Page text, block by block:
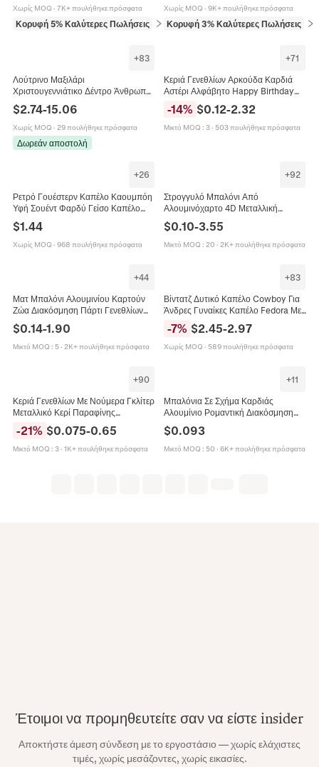
Χωρίς MOQ · 7K+ πουλήθηκε πρόσφατα
Κορυφή 5% Καλύτερες Πωλήσεις σε Είδη εκδηλώσεων και πάρτι
Χωρίς MOQ · 9K+ πουλήθηκε πρόσφατα
Κορυφή 3% Καλύτερες Πωλήσεις σε
+83
Λούτρινο Μαξιλάρι
Χριστουγεννιάτικο Δέντρο Άνθρωπος
Μελομακάρονο Άγιος Βασίλης
Μαλακό Παιχνίδι Διακοσμητικό
Μαξιλάρι
$2.74-15.06
Χωρίς MOQ · 29 πουλήθηκε πρόσφατα
Δωρεάν αποστολή
+71
Κεριά Γενεθλίων Αρκούδα Καρδιά
Αστέρι Αλφάβητο Happy Birthday
Σπιράλ Μουσικό Περιστρεφόμενο
Παραφίνη Διακόσμηση Τούρτας
-14% $0.12-2.32
Μικτό MOQ : 3· 503 πουλήθηκε πρόσφατα
+26
Ρετρό Γουέστερν Καπέλο Καουμπόη
Υφή Σουέντ Φαρδύ Γείσο Καπέλο
Διακόσμηση Με Σταυροβελονιά
$1.44
Χωρίς MOQ · 968 πουλήθηκε πρόσφατα
+92
Στρογγυλό Μπαλόνι Από
Αλουμινόχαρτο 4D Μεταλλική
Πάρτι Γενεθλίων Γάμου Φεστιβάλ
Γιορτή
$0.10-3.55
Μικτό MOQ : 20 · 2K+ πουλήθηκε πρόσφατα
+44
Ματ Μπαλόνι Αλουμινίου Καρτούν
Ζώα Διακόσμηση Πάρτι Γενεθλίων
Αρκούδα Ουράνιο Τόξο Δεινόσαυρος
Τούρτα Μπαλόνι Mylar Παιδιά
$0.14-1.90
Μικτό MOQ : 5· 2K+ πουλήθηκε πρόσφατα
+83
Βίντατζ Δυτικό Καπέλο Cowboy Για
Άνδρες Γυναίκες Καπέλο Fedora Με
Φαρδύ Γείσο Με Διακοσμητική Ζώνη
Μονόχρωμο Πολυεστέρα
Φθινόπωρο Χειμώνας Καπέλο Πάρτι
-7% $2.45-2.97
Χωρίς MOQ · 589 πουλήθηκε πρόσφατα
+90
Κεριά Γενεθλίων Με Νούμερα Γκλίτερ
Μεταλλικό Κερί Παραφίνης
Διακόσμηση Τούρτας Για Πάρτι
Επέτειο Κομψό Διακοσμητικό
-21% $0.075-0.65
Μικτό MOQ : 3· 1K+ πουλήθηκε πρόσφατα
+11
Μπαλόνια Σε Σχήμα Καρδιάς
Αλουμίνιο Ρομαντική Διακόσμηση
Πάρτι Αγίου Βαλεντίνου Γάμος
Πρόταση Γάμου Τυπωμένο Θέμα
$0.093
Μικτό MOQ : 50 · 6K+ πουλήθηκε πρόσφατα
Έτοιμοι να προμηθευτείτε σαν να είστε insider
Αποκτήστε άμεση σύνδεση με το εργοστάσιο — χωρίς ελάχιστες
τιμές, χωρίς μεσάζοντες, χωρίς εικασίες.